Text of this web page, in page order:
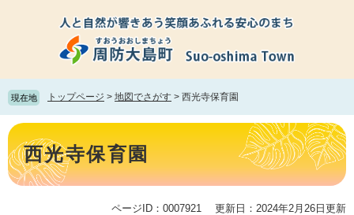
頭
で
す。
飛
ば
て
本
文
現在地 トップページ > 地図でさがす > 西光寺保育園
本
文 西光寺保育園
ページID：0007921 更新日：2024年2月26日更新